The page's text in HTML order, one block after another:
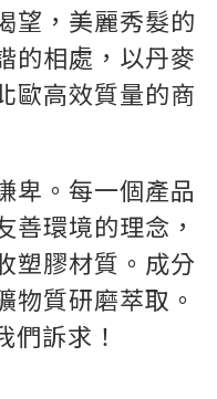
望，美麗秀髮的
的相處，以丹麥
歐高效質量的商
卑。每一個產品
善環境的理念，
塑膠材質。成分
物質研磨萃取。
訴求！